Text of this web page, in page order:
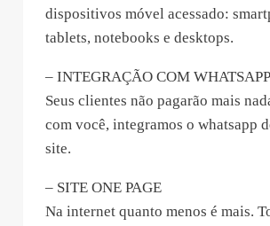
dispositivos móvel acessado:
tablets, notebooks e desktops.
– INTEGRAÇÃO COM WHATSAPP
Seus clientes não pagarão mais
com você, integramos o whatsapp
site.
– SITE ONE PAGE
Na internet quanto menos é mais.